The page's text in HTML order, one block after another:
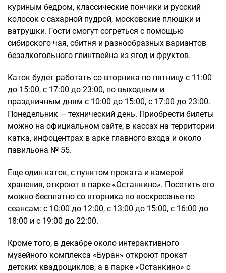
куриным бедром, классические пончики и русский
колосок с сахарной пудрой, московские плюшки и
ватрушки. Гости смогут согреться с помощью
сибирского чая, сбитня и разнообразных вариантов
безалкогольного глинтвейна из ягод и фруктов.
Каток будет работать со вторника по пятницу с 11:00
до 15:00, с 17:00 до 23:00, по выходным и
праздничным дням с 10:00 до 15:00, с 17:00 до 23:00.
Понедельник — технический день. Приобрести билеты
можно на официальном сайте, в кассах на территории
катка, инфоцентрах в арке главного входа и около
павильона № 55.
Еще один каток, с пунктом проката и камерой
хранения, откроют в парке «Останкино». Посетить его
можно бесплатно со вторника по воскресенье по
сеансам: с 10:00 до 12:00, с 13:00 до 15:00, с 16:00 до
18:00 и с 19:00 до 22:00.
Кроме того, в декабре около интерактивного
музейного комплекса «Буран» откроют прокат
детских квадроциклов, а в парке «Останкино» с